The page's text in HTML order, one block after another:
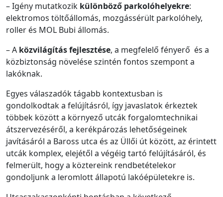
– Igény mutatkozik különböző parkolóhelyekre:
elektromos töltőállomás, mozgássérült parkolóhely,
roller és MOL Bubi állomás.
– A közvilágítás fejlesztése, a megfelelő fényerő és a
közbiztonság növelése szintén fontos szempont a
lakóknak.
Egyes válaszadók tágabb kontextusban is
gondolkodtak a felújításról, így javaslatok érkeztek
többek között a környező utcák forgalomtechnikai
átszervezéséről, a kerékpározás lehetőségeinek
javításáról a Baross utca és az Üllői út között, az érintett
utcák komplex, elejétől a végéig tartó felújításáról, és
felmerült, hogy a köztereink rendbetételekor
gondoljunk a leromlott állapotú lakóépületekre is.